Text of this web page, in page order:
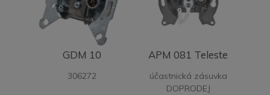
GDM 10
306272
APM 081 Teleste
účastnická zásuvka
DOPRODEJ